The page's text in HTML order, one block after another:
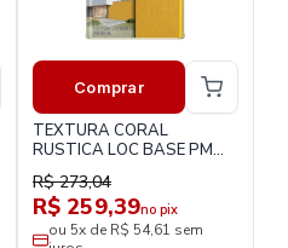
Comprar
TEXTURA CORAL
RUSTICA LOC BASE PM
22KG
R$ 273,04
R$ 259,39no pix
ou 5x de R$ 54,61 sem